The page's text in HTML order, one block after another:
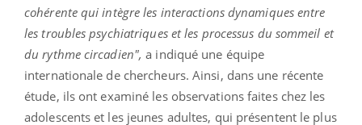
cohérente qui intègre les interactions dynamiques entre
les troubles psychiatriques et les processus du sommeil et
du rythme circadien", a indiqué une équipe
internationale de chercheurs. Ainsi, dans une récente
étude, ils ont examiné les observations faites chez les
adolescents et les jeunes adultes, qui présentent le plus